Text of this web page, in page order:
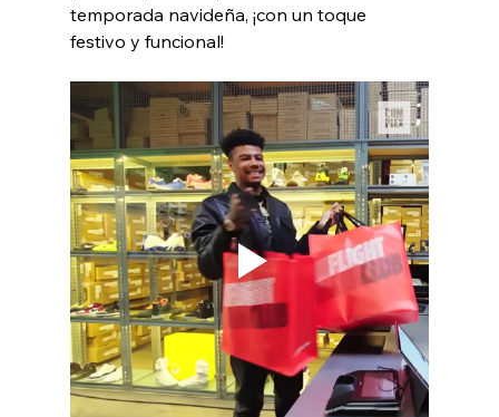
temporada navideña, ¡con un toque
festivo y funcional!